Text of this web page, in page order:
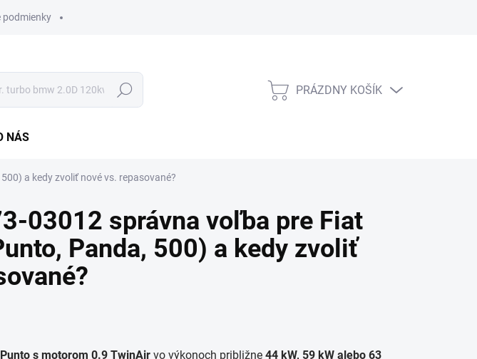
podmienky
Hľadať
NÁKUPNÝ
PRÁZDNY KOŠÍK
NÁS
a kedy zvoliť nové vs. repasované?
03012 správna voľba pre Fiat
Panda, 500) a kedy zvoliť
s motorom 0.9 TwinAir vo výkonoch približne 44 kW, 59 kW alebo 63